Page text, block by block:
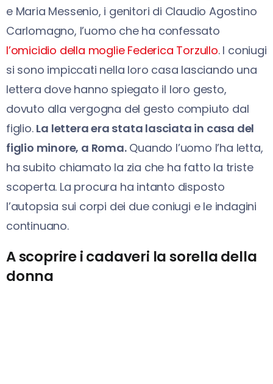
e Maria Messenio, i genitori di Claudio Agostino
Carlomagno, l’uomo che ha confessato
l’omicidio della moglie Federica Torzullo. I coniugi
si sono impiccati nella loro casa lasciando una
lettera dove hanno spiegato il loro gesto,
dovuto alla vergogna del gesto compiuto dal
figlio. La lettera era stata lasciata in casa del
figlio minore, a Roma.Quando l’uomo l’ha letta,
ha subito chiamato la zia che ha fatto la triste
scoperta. La procura ha intanto disposto
l’autopsia sui corpi dei due coniugi e le indagini
continuano.
A scoprire i cadaveri la sorella della
donna